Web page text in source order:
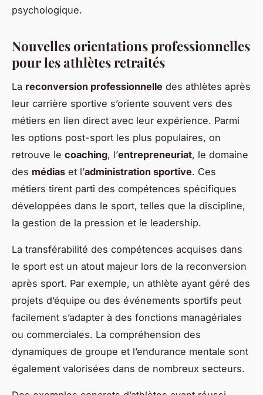
psychologique.
Nouvelles orientations professionnelles
pour les athlètes retraités
La reconversion professionnelle des athlètes après
leur carrière sportive s’oriente souvent vers des
métiers en lien direct avec leur expérience. Parmi
les options post-sport les plus populaires, on
retrouve le coaching, l’entrepreneuriat, le domaine
des médias et l’administration sportive. Ces
métiers tirent parti des compétences spécifiques
développées dans le sport, telles que la discipline,
la gestion de la pression et le leadership.
La transférabilité des compétences acquises dans
le sport est un atout majeur lors de la reconversion
après sport. Par exemple, un athlète ayant géré des
projets d’équipe ou des événements sportifs peut
facilement s’adapter à des fonctions managériales
ou commerciales. La compréhension des
dynamiques de groupe et l’endurance mentale sont
également valorisées dans de nombreux secteurs.